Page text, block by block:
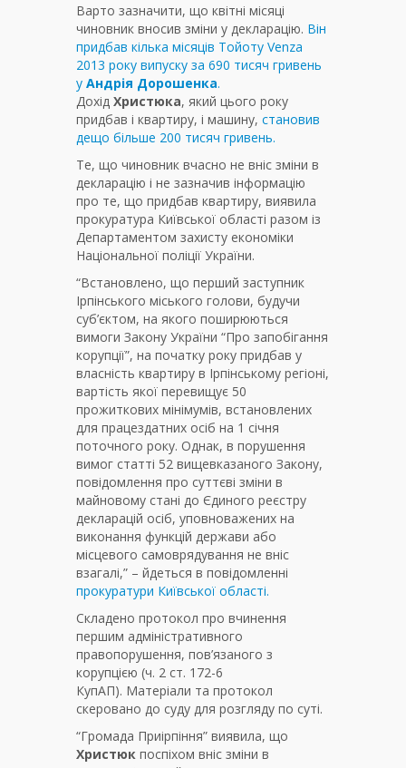
Варто зазначити, що квітні місяці
чиновник вносив зміни у декларацію. Він
придбав кілька місяців Тойоту Venza
2013 року випуску за 690 тисяч гривень
у Андрія Дорошенка.
Дохід Христюка, який цього року
придбав і квартиру, і машину, становив
дещо більше 200 тисяч гривень.
Те, що чиновник вчасно не вніс зміни в
декларацію і не зазначив інформацію
про те, що придбав квартиру, виявила
прокуратура Київської області разом із
Департаментом захисту економіки
Національної поліції України.
“Встановлено, що перший заступник
Ірпінського міського голови, будучи
суб’єктом, на якого поширюються
вимоги Закону України “Про запобігання
корупції”, на початку року придбав у
власність квартиру в Ірпінському регіоні,
вартість якої перевищує 50
прожиткових мінімумів, встановлених
для працездатних осіб на 1 січня
поточного року. Однак, в порушення
вимог статті 52 вищевказаного Закону,
повідомлення про суттєві зміни в
майновому стані до Єдиного реєстру
декларацій осіб, уповноважених на
виконання функцій держави або
місцевого самоврядування не вніс
взагалі,” – йдеться в повідомленні
прокуратури Київської області.
Складено протокол про вчинення
першим адміністративного
правопорушення, пов’язаного з
корупцією (ч. 2 ст. 172-6
КупАП). Матеріали та протокол
скеровано до суду для розгляду по суті.
“Громада Приірпіння” виявила, що
Христюк поспіхом вніс зміни в